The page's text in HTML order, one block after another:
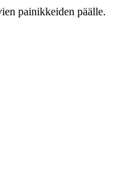
painikkeiden päälle.